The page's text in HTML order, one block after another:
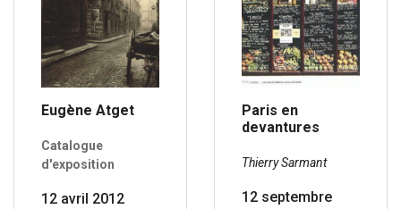
Eugène Atget
Catalogue
d'exposition
12 avril 2012
Paris en
devantures
Thierry Sarmant
12 septembre